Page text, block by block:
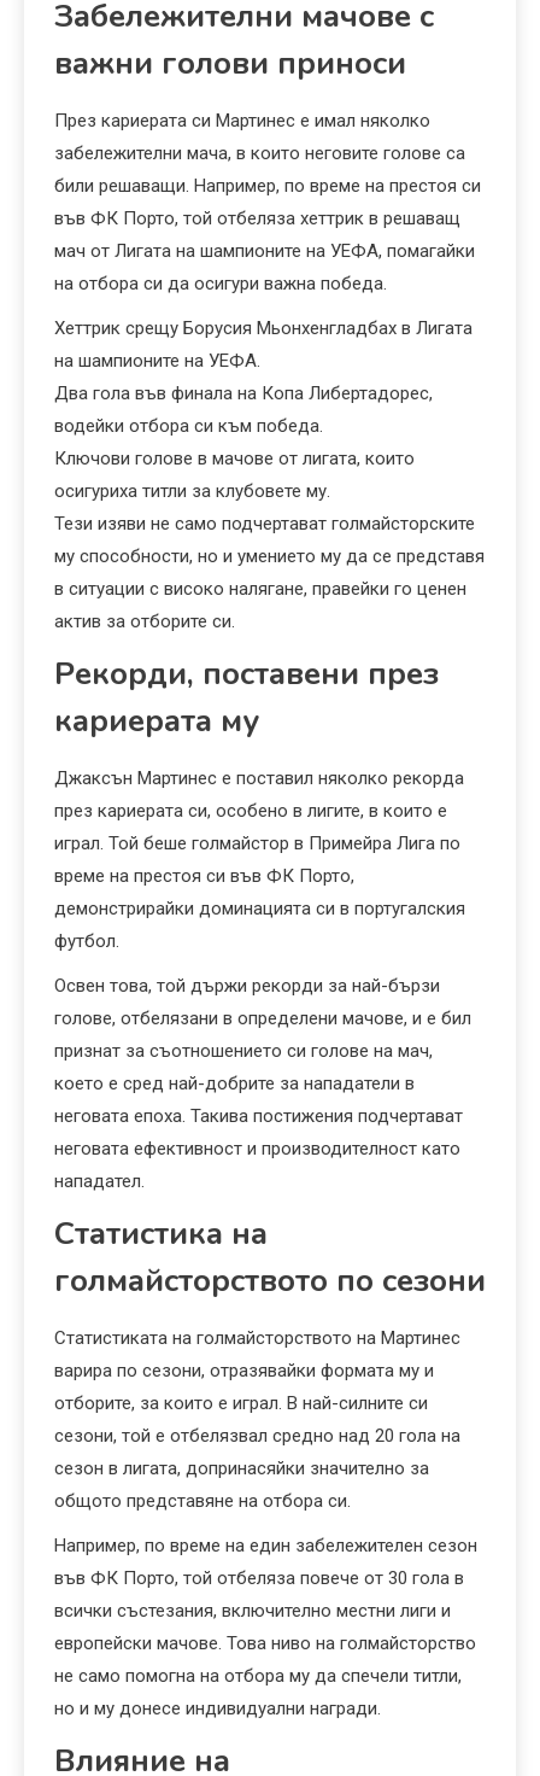
Забележителни мачове с
важни голови приноси
През кариерата си Мартинес е имал няколко
забележителни мача, в които неговите голове са
били решаващи. Например, по време на престоя си
във ФК Порто, той отбеляза хеттрик в решаващ
мач от Лигата на шампионите на УЕФА, помагайки
на отбора си да осигури важна победа.
Хеттрик срещу Борусия Мьонхенгладбах в Лигата
на шампионите на УЕФА.
Два гола във финала на Копа Либертадорес,
водейки отбора си към победа.
Ключови голове в мачове от лигата, които
осигуриха титли за клубовете му.
Тези изяви не само подчертават голмайсторските
му способности, но и умението му да се представя
в ситуации с високо налягане, правейки го ценен
актив за отборите си.
Рекорди, поставени през
кариерата му
Джаксън Мартинес е поставил няколко рекорда
през кариерата си, особено в лигите, в които е
играл. Той беше голмайстор в Примейра Лига по
време на престоя си във ФК Порто,
демонстрирайки доминацията си в португалския
футбол.
Освен това, той държи рекорди за най-бързи
голове, отбелязани в определени мачове, и е бил
признат за съотношението си голове на мач,
което е сред най-добрите за нападатели в
неговата епоха. Такива постижения подчертават
неговата ефективност и производителност като
нападател.
Статистика на
голмайсторството по сезони
Статистиката на голмайсторството на Мартинес
варира по сезони, отразявайки формата му и
отборите, за които е играл. В най-силните си
сезони, той е отбелязвал средно над 20 гола на
сезон в лигата, допринасяйки значително за
общото представяне на отбора си.
Например, по време на един забележителен сезон
във ФК Порто, той отбеляза повече от 30 гола в
всички състезания, включително местни лиги и
европейски мачове. Това ниво на голмайсторство
не само помогна на отбора му да спечели титли,
но и му донесе индивидуални награди.
Влияние на